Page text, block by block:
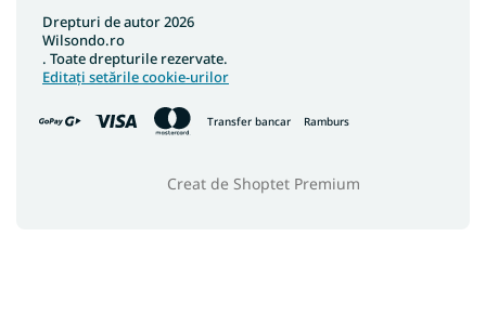
Transfer bancar Ramburs
Creat de Shoptet Premium
Drepturi de autor 2026
Wilsondo.ro
. Toate drepturile rezervate.
Editați setările cookie-urilor